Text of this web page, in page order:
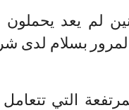
لم يعد يحملون
بسلام لدى
التي تتعامل